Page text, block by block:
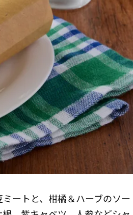
ートと、柑橘＆ハーブのソー